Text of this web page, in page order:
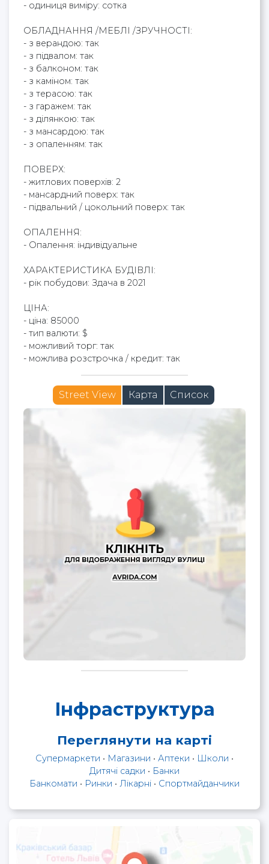
- одиниця виміру: сотка
ОБЛАДНАННЯ /МЕБЛІ /ЗРУЧНОСТІ:
- з верандою: так
- з підвалом: так
- з балконом: так
- з каміном: так
- з терасою: так
- з гаражем: так
- з ділянкою: так
- з мансардою: так
- з опаленням: так
ПОВЕРХ:
- житлових поверхів: 2
- мансардний поверх: так
- підвальний / цокольний поверх: так
ОПАЛЕННЯ:
- Опалення: індивідуальне
ХАРАКТЕРИСТИКА БУДІВЛІ:
- рік побудови: Здача в 2021
ЦІНА:
- ціна: 85000
- тип валюти: $
- можливий торг: так
- можлива розстрочка / кредит: так
Street View Карта Список
Інфраструктура
Переглянути на карті
Супермаркети • Магазини • Аптеки • Школи •
Дитячі садки • Банки
Банкомати • Ринки • Лікарні • Спортмайданчики